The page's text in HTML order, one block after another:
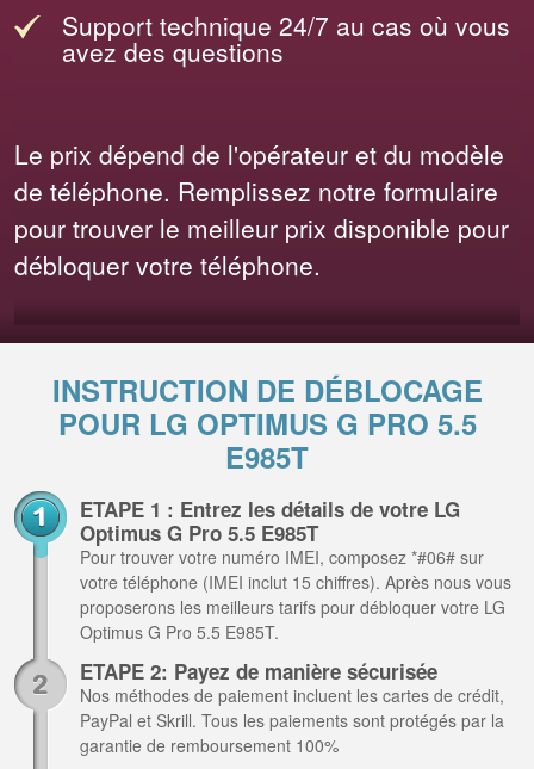
Support technique 24/7 au cas où vous
avez des questions
Le prix dépend de l'opérateur et du modèle
de téléphone. Remplissez notre formulaire
pour trouver le meilleur prix disponible pour
débloquer votre téléphone.
INSTRUCTION DE DÉBLOCAGE
POUR LG OPTIMUS G PRO 5.5
E985T
ETAPE 1 : Entrez les détails de votre LG
Optimus G Pro 5.5 E985T
Pour trouver votre numéro IMEI, composez *#06# sur
votre téléphone (IMEI inclut 15 chiffres). Après nous vous
proposerons les meilleurs tarifs pour débloquer votre LG
Optimus G Pro 5.5 E985T.
ETAPE 2: Payez de manière sécurisée
Nos méthodes de paiement incluent les cartes de crédit,
PayPal et Skrill. Tous les paiements sont protégés par la
garantie de remboursement 100%